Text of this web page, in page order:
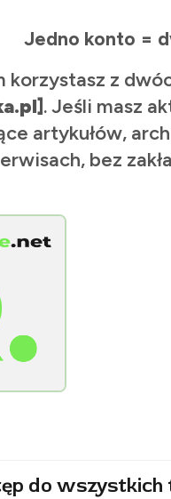
Jedno konto =
korzystasz z
. Jeśli masz
artykułów,
bez
do